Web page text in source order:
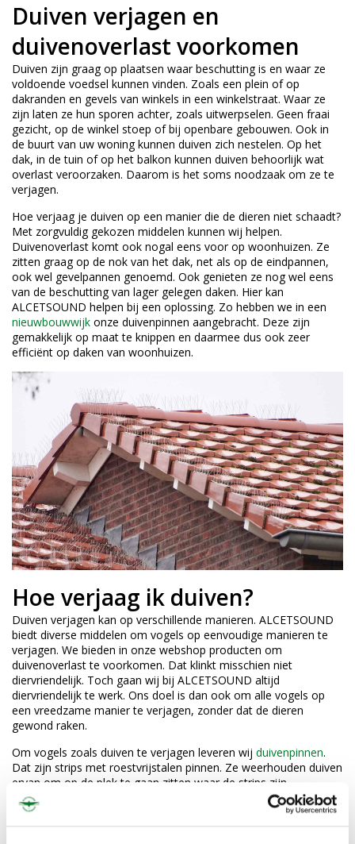
Duiven verjagen en
duivenoverlast voorkomen
Duiven zijn graag op plaatsen waar beschutting is en waar ze
voldoende voedsel kunnen vinden. Zoals een plein of op
dakranden en gevels van winkels in een winkelstraat. Waar ze
zijn laten ze hun sporen achter, zoals uitwerpselen. Geen fraai
gezicht, op de winkel stoep of bij openbare gebouwen. Ook in
de buurt van uw woning kunnen duiven zich nestelen. Op het
dak, in de tuin of op het balkon kunnen duiven behoorlijk wat
overlast veroorzaken. Daarom is het soms noodzaak om ze te
verjagen.
Hoe verjaag je duiven op een manier die de dieren niet schaadt?
Met zorgvuldig gekozen middelen kunnen wij helpen.
Duivenoverlast komt ook nogal eens voor op woonhuizen. Ze
zitten graag op de nok van het dak, net als op de eindpannen,
ook wel gevelpannen genoemd. Ook genieten ze nog wel eens
van de beschutting van lager gelegen daken. Hier kan
ALCETSOUND helpen bij een oplossing. Zo hebben we in een
nieuwbouwwijk onze duivenpinnen aangebracht. Deze zijn
gemakkelijk op maat te knippen en daarmee dus ook zeer
efficiënt op daken van woonhuizen.
Hoe verjaag ik duiven?
Duiven verjagen kan op verschillende manieren. ALCETSOUND
biedt diverse middelen om vogels op eenvoudige manieren te
verjagen. We bieden in onze webshop producten om
duivenoverlast te voorkomen. Dat klinkt misschien niet
diervriendelijk. Toch gaan wij bij ALCETSOUND altijd
diervriendelijk te werk. Ons doel is dan ook om alle vogels op
een vreedzame manier te verjagen, zonder dat de dieren
gewond raken.
Om vogels zoals duiven te verjagen leveren wij duivenpinnen.
Dat zijn strips met roestvrijstalen pinnen. Ze weerhouden duiven
ervan om op de plek te gaan zitten waar de strips zijn
aangebracht. U kunt kiezen uit strips van RVS of van kunststof.
De pinnen zijn altijd van roestvrijstaal. Deze strips monteertu
eenvoudig op elke ondergrond. Op die manier kunt uvogels